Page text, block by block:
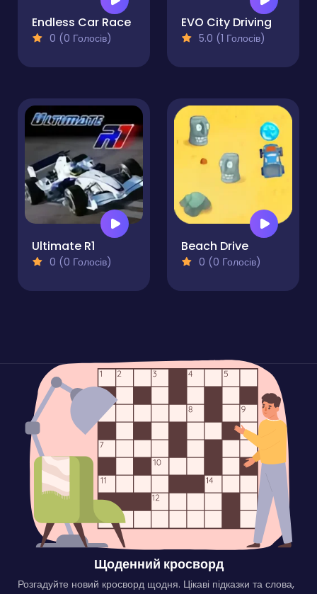
Endless Car Race
0 (0 Голосів)
EVO City Driving
5.0 (1 Голосів)
Ultimate R1
0 (0 Голосів)
Beach Drive
0 (0 Голосів)
Щоденний кросворд
Розгадуйте новий кросворд щодня. Цікаві підказки та слова,